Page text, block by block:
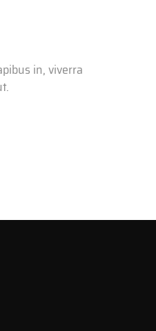
in, viverra